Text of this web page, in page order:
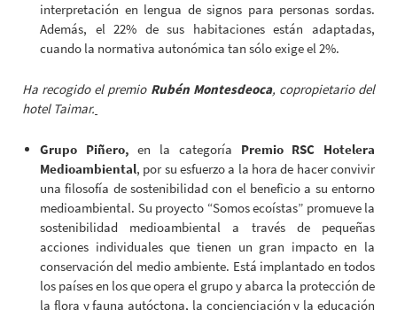
interpretación en lengua de signos para personas sordas.
Además, el 22% de sus habitaciones están adaptadas,
cuando la normativa autonómica tan sólo exige el 2%.
Ha recogido el premio Rubén Montesdeoca, copropietario del
hotel Taimar.
Grupo Piñero,en la categoría Premio RSC Hotelera
Medioambiental, por su esfuerzo a la hora de hacer convivir
una filosofía de sostenibilidad con el beneficio a su entorno
medioambiental. Su proyecto “Somos ecoístas” promueve la
sostenibilidad medioambiental a través de pequeñas
acciones individuales que tienen un gran impacto en la
conservación del medio ambiente. Está implantado en todos
los países en los que opera el grupo y abarca la protección de
la flora y fauna autóctona, la concienciación y la educación